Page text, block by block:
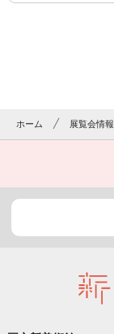
ホーム 展覧会情